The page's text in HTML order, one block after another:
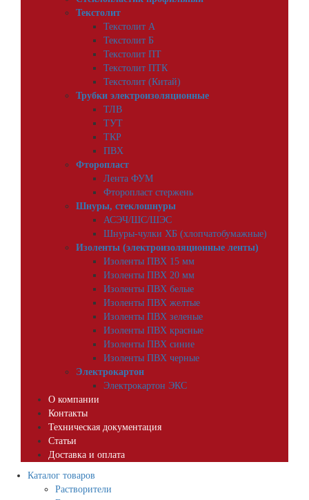
Текстолит
Текстолит А
Текстолит Б
Текстолит ПТ
Текстолит ПТК
Текстолит (Китай)
Трубки электроизоляционные
ТЛВ
ТУТ
ТКР
ПВХ
Фторопласт
Лента ФУМ
Фторопласт стержень
Шнуры, стеклошнуры
АСЭЧ/ШС/ШЭС
Шнуры-чулки ХБ (хлопчатобумажные)
Изоленты (электроизоляционные ленты)
Изоленты ПВХ 15 мм
Изоленты ПВХ 20 мм
Изоленты ПВХ белые
Изоленты ПВХ желтые
Изоленты ПВХ зеленые
Изоленты ПВХ красные
Изоленты ПВХ синие
Изоленты ПВХ черные
Электрокартон
Электрокартон ЭКС
О компании
Контакты
Техническая документация
Статьи
Доставка и оплата
Каталог товаров
Растворители